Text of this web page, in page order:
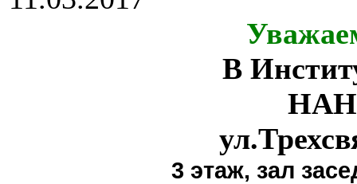
В
НАН
3 этаж, зал